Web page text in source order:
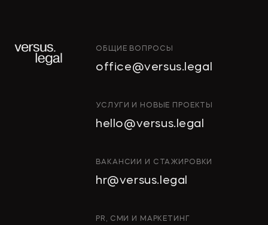
ОБЩИЕ ВОПРОСЫ
office@versus.legal
УСЛУГИ И НОВЫЕ ПРОЕКТЫ
hello@versus.legal
ВАКАНСИИ И СТАЖИРОВКИ
hr@versus.legal
PR, СМИ И МАРКЕТИНГ